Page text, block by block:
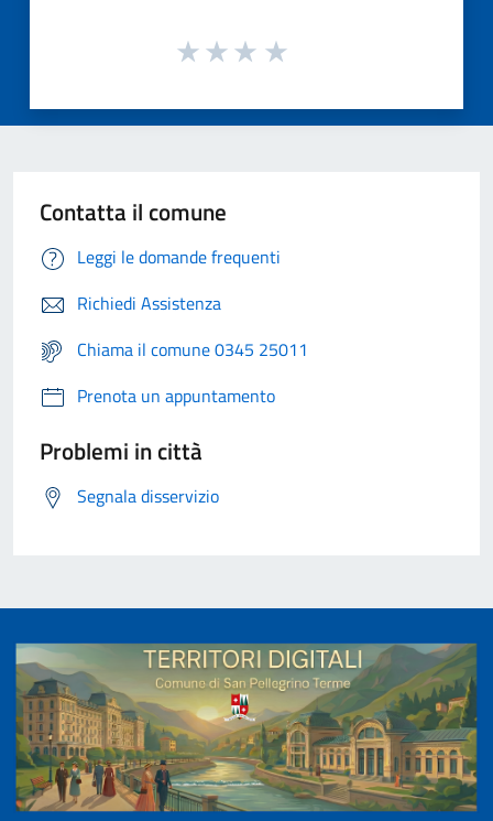
Contatta il comune
Leggi le domande frequenti
Richiedi Assistenza
Chiama il comune 0345 25011
Prenota un appuntamento
Problemi in città
Segnala disservizio